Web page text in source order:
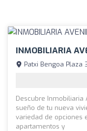
INMOBILIARIA
Patxi Bengoa Plaza
Descubre Inmobiliaria
sueño de tu nueva
variedad de opciones
apartamentos y